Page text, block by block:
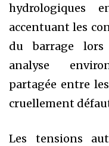
hydrologiques
accentuant les
du barrage lors
analyse
partagée entre
cruellement
Les tensions